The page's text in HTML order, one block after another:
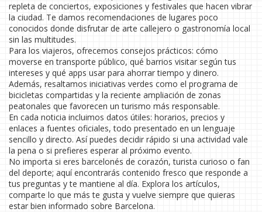
repleta de conciertos, exposiciones y festivales que hacen vibrar
la ciudad. Te damos recomendaciones de lugares poco
conocidos donde disfrutar de arte callejero o gastronomía local
sin las multitudes.
Para los viajeros, ofrecemos consejos prácticos: cómo
moverse en transporte público, qué barrios visitar según tus
intereses y qué apps usar para ahorrar tiempo y dinero.
Además, resaltamos iniciativas verdes como el programa de
bicicletas compartidas y la reciente ampliación de zonas
peatonales que favorecen un turismo más responsable.
En cada noticia incluimos datos útiles: horarios, precios y
enlaces a fuentes oficiales, todo presentado en un lenguaje
sencillo y directo. Así puedes decidir rápido si una actividad vale
la pena o si prefieres esperar al próximo evento.
No importa si eres barcelonés de corazón, turista curioso o fan
del deporte; aquí encontrarás contenido fresco que responde a
tus preguntas y te mantiene al día. Explora los artículos,
comparte lo que más te gusta y vuelve siempre que quieras
estar bien informado sobre Barcelona.